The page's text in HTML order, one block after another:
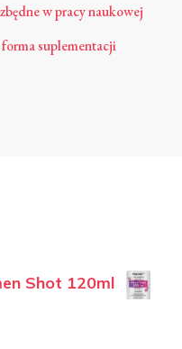
w pracy naukowej
suplementacji
Shot 120ml